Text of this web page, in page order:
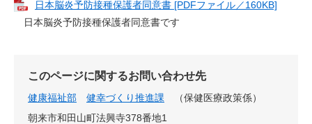
日本脳炎予防接種保護者同意書 [PDFファイル／160KB]
日本脳炎予防接種保護者同意書です
このページに関するお問い合わせ先
健康福祉部 健幸づくり推進課
保健医療政策係
朝来市和田山町法興寺378番地1